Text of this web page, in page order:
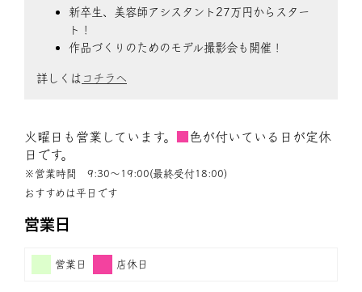
新卒生、美容師アシスタント27万円からスター
ト！
作品づくりのためのモデル撮影会も開催！
詳しくは コチラへ
火曜日も営業しています。
色が付いている日が定休
日です。
※営業時間 9:30〜19:00(最終受付18:00)
おすすめは平日です
営業日
営業日 店休日